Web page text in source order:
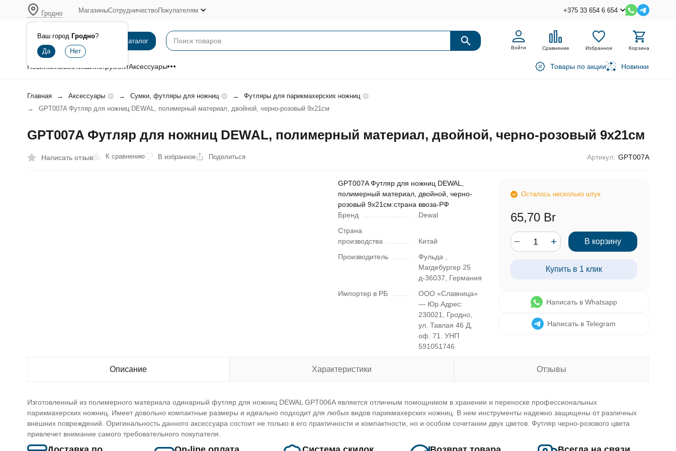
Гродно
Ваш город Гродно?
МагазиныСотрудничествоПокупателям +375 33 654 6 654
Каталог
Войти Сравнение Избранное Корзина
НовинкиКосметикаИнструментАксессуары Товары по акции Новинки
Главная Аксессуары Сумки, футляры для ножниц
Футляры для парикмахерских ножниц
GPT007A Футляр для ножниц DEWAL, полимерный материал, двойной, черно-розовый 9х21см
GPT007A Футляр для ножниц DEWAL, полимерный материал, двойной, черно-розовый 9х21см
Написать отзыв К сравнению В избранное Поделиться Артикул: GPT007A
GPT007A Футляр для ножниц DEWAL,
полимерный материал, двойной, черно-
розовый 9х21см:страна ввоза-РФ
Бренд
Dewal
Страна
производства
Китай
Производитель
Фульда ,
Магдебургер 25
д-36037, Германия
Импортер в РБ
ООО «Славница»
— Юр.Адрес:
230021, Гродно,
ул. Тавлая 46 Д,
оф. 71. УНП
591051746
Осталось несколько штук
65,70 Br
В корзину
Купить в 1 клик
Написать в Whatsapp
Написать в Telegram
Описание Характеристики Отзывы
Изготовленный из полимерного материала одинарный футляр для ножниц DEWAL GPT006A является отличным помощником в хранении и переноске профессиональных
парикмахерских ножниц. Имеет довольно компактные размеры и идеально подходит для любых видов парикмахерских ножниц. В нем инструменты надежно защищены от различных
внешних повреждений. Оригинальность данного аксессуара состоит не только в его практичности и компактности, но и особом сочетании двух цветов. Футляр черно-розового цвета
привлечет внимание самого требовательного покупателя.